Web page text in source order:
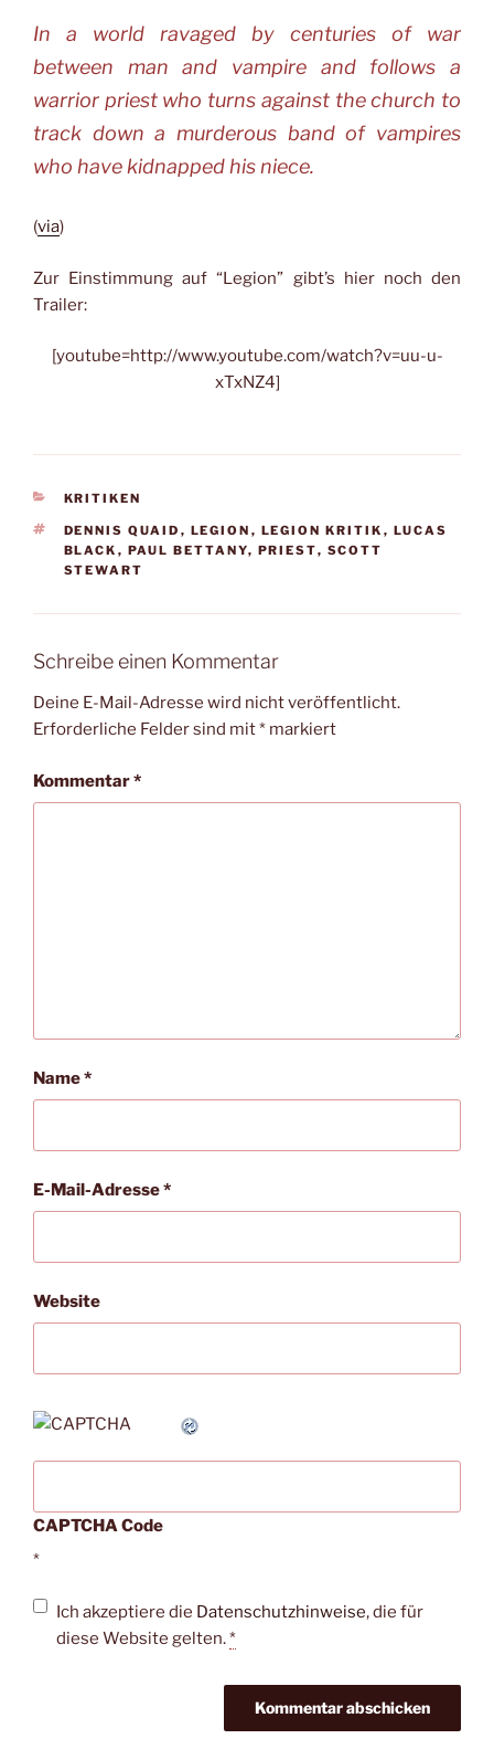
In a world ravaged by centuries of war
between man and vampire and follows a
warrior priest who turns against the church to
track down a murderous band of vampires
who have kidnapped his niece.
(via)
Zur Einstimmung auf “Legion” gibt’s hier noch den
Trailer:
[youtube=http://www.youtube.com/watch?v=uu-u-
xTxNZ4]
KATEGORIEN
KRITIKEN
SCHLAGWÖRTER
DENNIS QUAID , LEGION , LEGION KRITIK , LUCAS
BLACK , PAUL BETTANY, PRIEST, SCOTT
STEWART
Schreibe einen Kommentar
Deine E-Mail-Adresse wird nicht veröffentlicht.
Erforderliche Felder sind mit* markiert
Kommentar*
Name*
E-Mail-Adresse*
Website
CAPTCHA Code
*
Ich akzeptiere die Datenschutzhinweise, die für
diese Website gelten.*